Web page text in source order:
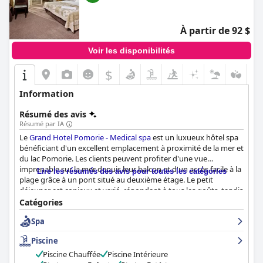
À partir de 92 $
Voir les disponibilités
$
Information
Résumé des avis
Résumé par IA
LeGrand Hotel Pomorie - Medical spaest un luxueux hôtel spa
bénéficiant d'un excellent emplacement à proximité de la mer et
du lac Pomorie. Les clients peuvent profiter d'une vue
imprenable sur la mer depuis leur balcon et d'un accès facile à la
plage grâce à un pont situé au deuxième étage. Le petit
déjeuner est copieux et varié, répondant à tous les goûts, tandis
que le dîner fait l'objet de critiques mitigées. Les chambres sont
confortables, spacieuses et propres, bien que certaines puissent
nécessiter des améliorations. La propreté de l'hôtel est mitigée,
mais le niveau d'hygiène est généralement élevé. Le personnel
reçoit des critiques mitigées, certains clients louant leur
politesse et leur professionnalisme, tandis que d'autres se
Lire les résumés des avis pour toutes les catégories
Catégories
Spa
Piscine
Piscine Chauffée
Piscine Intérieure